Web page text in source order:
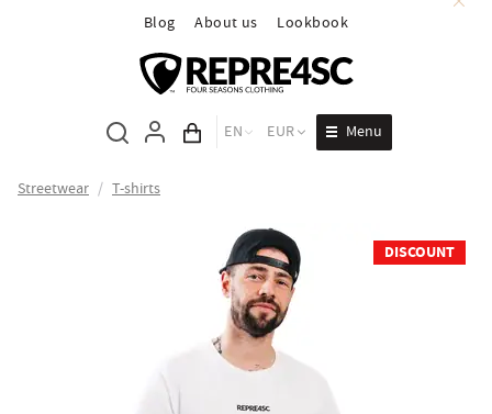
Blog About us Lookbook
Cart total
EN EUR Menu
Streetwear / T-shirts
DISCOUNT